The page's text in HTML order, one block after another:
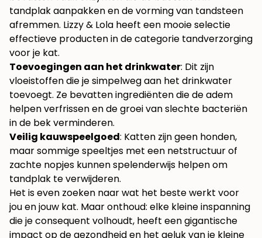
tandplak aanpakken en de vorming van tandsteen
afremmen. Lizzy & Lola heeft een mooie selectie
effectieve producten in de categorie tandverzorging
voor je kat.
Toevoegingen aan het drinkwater: Dit zijn
vloeistoffen die je simpelweg aan het drinkwater
toevoegt. Ze bevatten ingrediënten die de adem
helpen verfrissen en de groei van slechte bacteriën
in de bek verminderen.
Veilig kauwspeelgoed: Katten zijn geen honden,
maar sommige speeltjes met een netstructuur of
zachte nopjes kunnen spelenderwijs helpen om
tandplak te verwijderen.
Het is even zoeken naar wat het beste werkt voor
jou en jouw kat. Maar onthoud: elke kleine inspanning
die je consequent volhoudt, heeft een gigantische
impact op de gezondheid en het geluk van je kleine